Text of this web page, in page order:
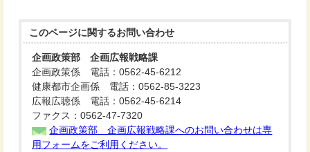
このページに関するお問い合わせ
企画政策部 企画広報戦略課
企画政策係 電話：0562-45-6212
健康都市企画係 電話：0562-85-3223
広報広聴係 電話：0562-45-6214
ファクス：0562-47-7320
企画政策部 企画広報戦略課へのお問い合わせは専
用フォームをご利用ください。